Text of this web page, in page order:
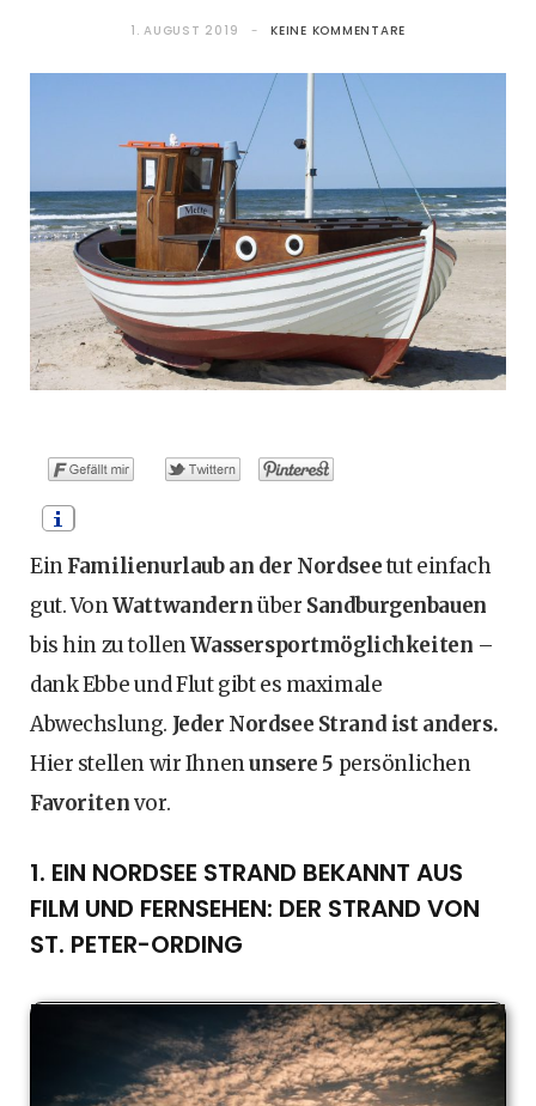
e
r
)
m t
1. AUGUST 2019 KEINE KOMMENTARE
EinFamilienurlaub an der Nordseetut einfach
gut. VonWattwandernüber Sandburgenbauen
bis hin zu tollenWassersportmöglichkeiten –
dank Ebbe und Flut gibt es maximale
Abwechslung. Jeder Nordsee Strand ist anders.
Hier stellen wir Ihnenunsere 5 persönlichen
Favoritenvor.
1. EIN NORDSEE STRAND BEKANNT AUS
FILM UND FERNSEHEN: DER STRAND VON
ST. PETER-ORDING